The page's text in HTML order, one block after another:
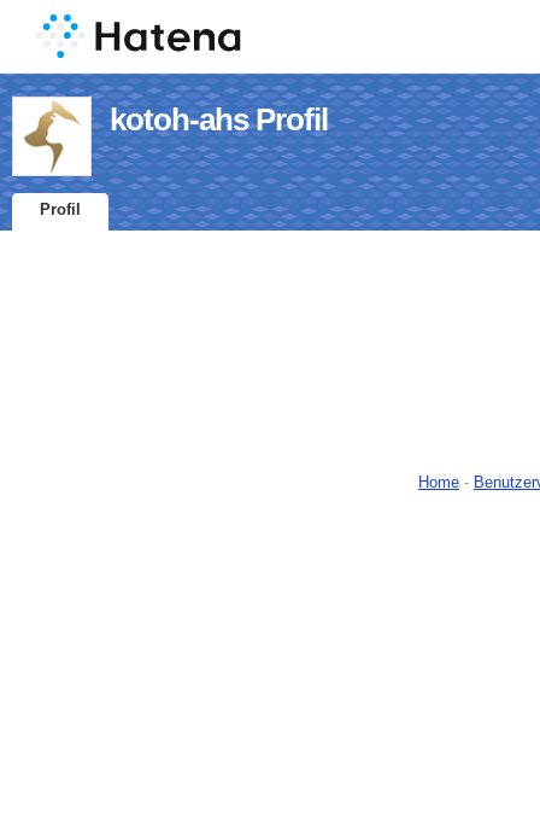
kotoh-ahs Profil
Profil
Home -